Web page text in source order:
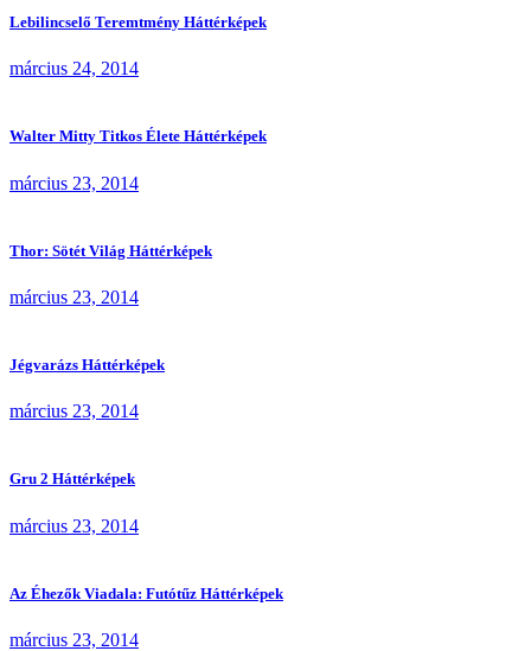
Lebilincselő Teremtmény Háttérképek
március 24, 2014
Walter Mitty Titkos Élete Háttérképek
március 23, 2014
Thor: Sötét Világ Háttérképek
március 23, 2014
Jégvarázs Háttérképek
március 23, 2014
Gru 2 Háttérképek
március 23, 2014
Az Éhezők Viadala: Futótűz Háttérképek
március 23, 2014